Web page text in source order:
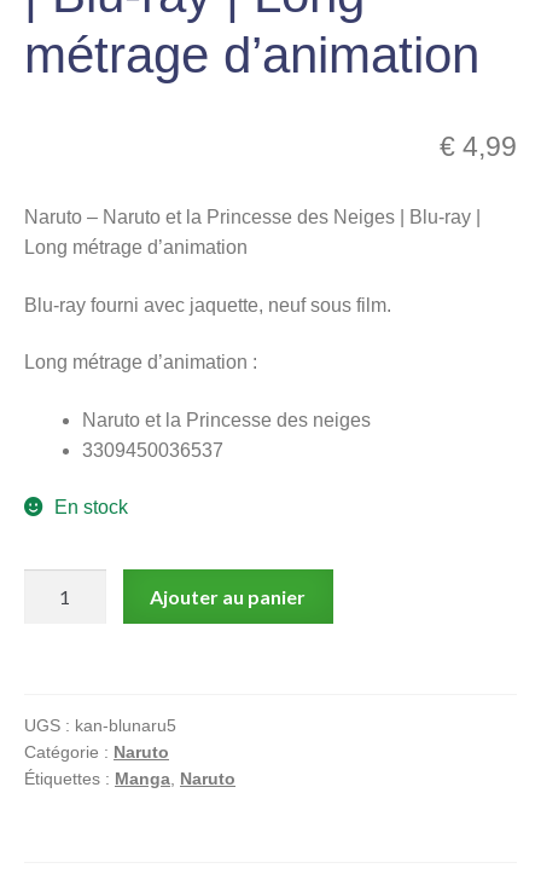
enfant
Notre magasin
Ouvrir
le
enfant
métrage d’animation
€ 4,99
Naruto – Naruto et la Princesse des Neiges | Blu-ray |
Long métrage d’animation
Blu-ray fourni avec jaquette, neuf sous film.
Long métrage d’animation :
Naruto et la Princesse des neiges
3309450036537
En stock
et
la
Princesse
Ajouter au panier
UGS : kan-blunaru5
Catégorie : Naruto
Étiquettes : Manga Naruto